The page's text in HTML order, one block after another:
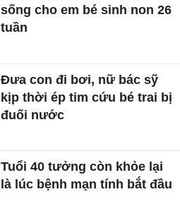
sống cho em bé sinh non 26
tuần
Đưa con đi bơi, nữ bác sỹ
kịp thời ép tim cứu bé trai bị
đuối nước
Tuổi 40 tưởng còn khỏe lại
là lúc bệnh mạn tính bắt đầu